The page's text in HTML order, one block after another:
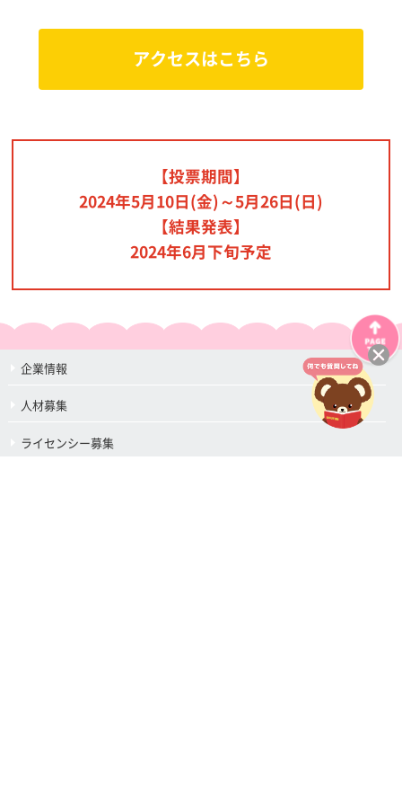
アクセスはこちら
【投票期間】
2024年5月10日(金)～5月26日(日)
【結果発表】
2024年6月下旬予定
企業情報
人材募集
ライセンシー募集